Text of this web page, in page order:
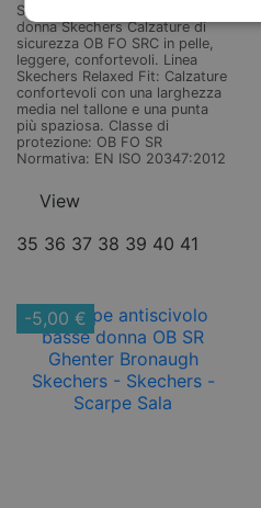
Scarpe antiscivolo idrorepellenti
donna Skechers Calzature di
sicurezza OB FO SRC in pelle,
leggere, confortevoli. Linea
Skechers Relaxed Fit: Calzature
confortevoli con una larghezza
media nel tallone e una punta
più spaziosa. Classe di
protezione: OB FO SR
Normativa: EN ISO 20347:2012
View
35 36 37 38 39 40 41
-5,00 €